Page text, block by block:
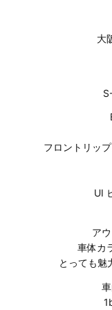
大
フロントリッ
UI
ア
車体カ
とっても魅